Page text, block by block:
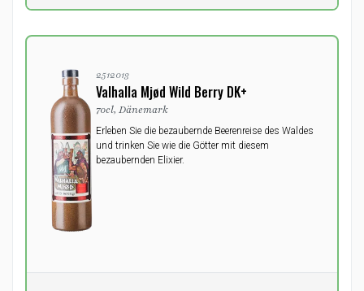
2512013
Valhalla Mjød Wild Berry DK+
70cl, Dänemark
Erleben Sie die bezaubernde Beerenreise des Waldes
und trinken Sie wie die Götter mit diesem
bezaubernden Elixier.